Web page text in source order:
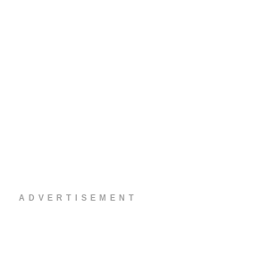
ADVERTISEMENT